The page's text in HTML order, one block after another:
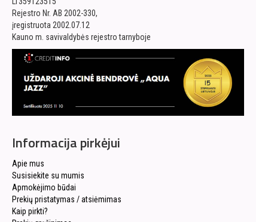
Rejestro Nr. AB 2002-330,
įregistruota 2002.07.12
Kauno m. savivaldybės rejestro tarnyboje
Informacija pirkėjui
Apie mus
Susisiekite su mumis
Apmokėjimo būdai
Prekių pristatymas / atsiėmimas
Kaip pirkti?